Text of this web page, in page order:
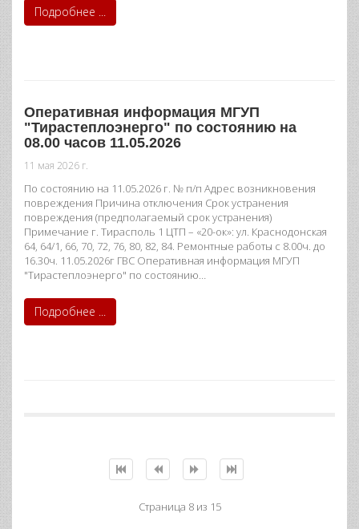
Подробнее ...
Оперативная информация МГУП
"Тирастеплоэнерго" по состоянию на
08.00 часов 11.05.2026
11 мая 2026 г.
По состоянию на 11.05.2026 г. № п/п Адрес возникновения
повреждения Причина отключения Срок устранения
повреждения (предполагаемый срок устранения)
Примечание г. Тирасполь 1 ЦТП – «20-ок»: ул. Краснодонская
64, 64/1, 66, 70, 72, 76, 80, 82, 84. Ремонтные работы с 8.00ч. до
16.30ч. 11.05.2026г ГВС Оперативная информация МГУП
"Тирастеплоэнерго" по состоянию…
Подробнее ...
Страница 8 из 15